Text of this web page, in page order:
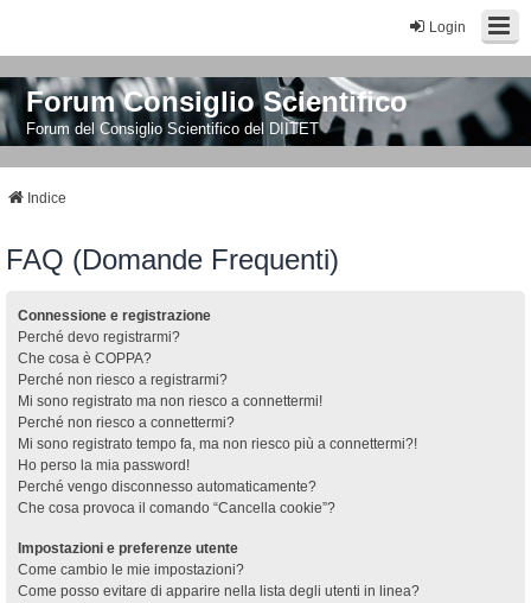
Login
Forum Consiglio Scientifico
Forum del Consiglio Scientifico del DIITET
Indice
FAQ (Domande Frequenti)
Connessione e registrazione
Perché devo registrarmi?
Che cosa è COPPA?
Perché non riesco a registrarmi?
Mi sono registrato ma non riesco a connettermi!
Perché non riesco a connettermi?
Mi sono registrato tempo fa, ma non riesco più a connettermi?!
Ho perso la mia password!
Perché vengo disconnesso automaticamente?
Che cosa provoca il comando “Cancella cookie”?
Impostazioni e preferenze utente
Come cambio le mie impostazioni?
Come posso evitare di apparire nella lista degli utenti in linea?